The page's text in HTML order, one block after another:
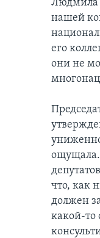
Людмила
нашей
его
они не
ощущала.
что, как
должен
какой-то